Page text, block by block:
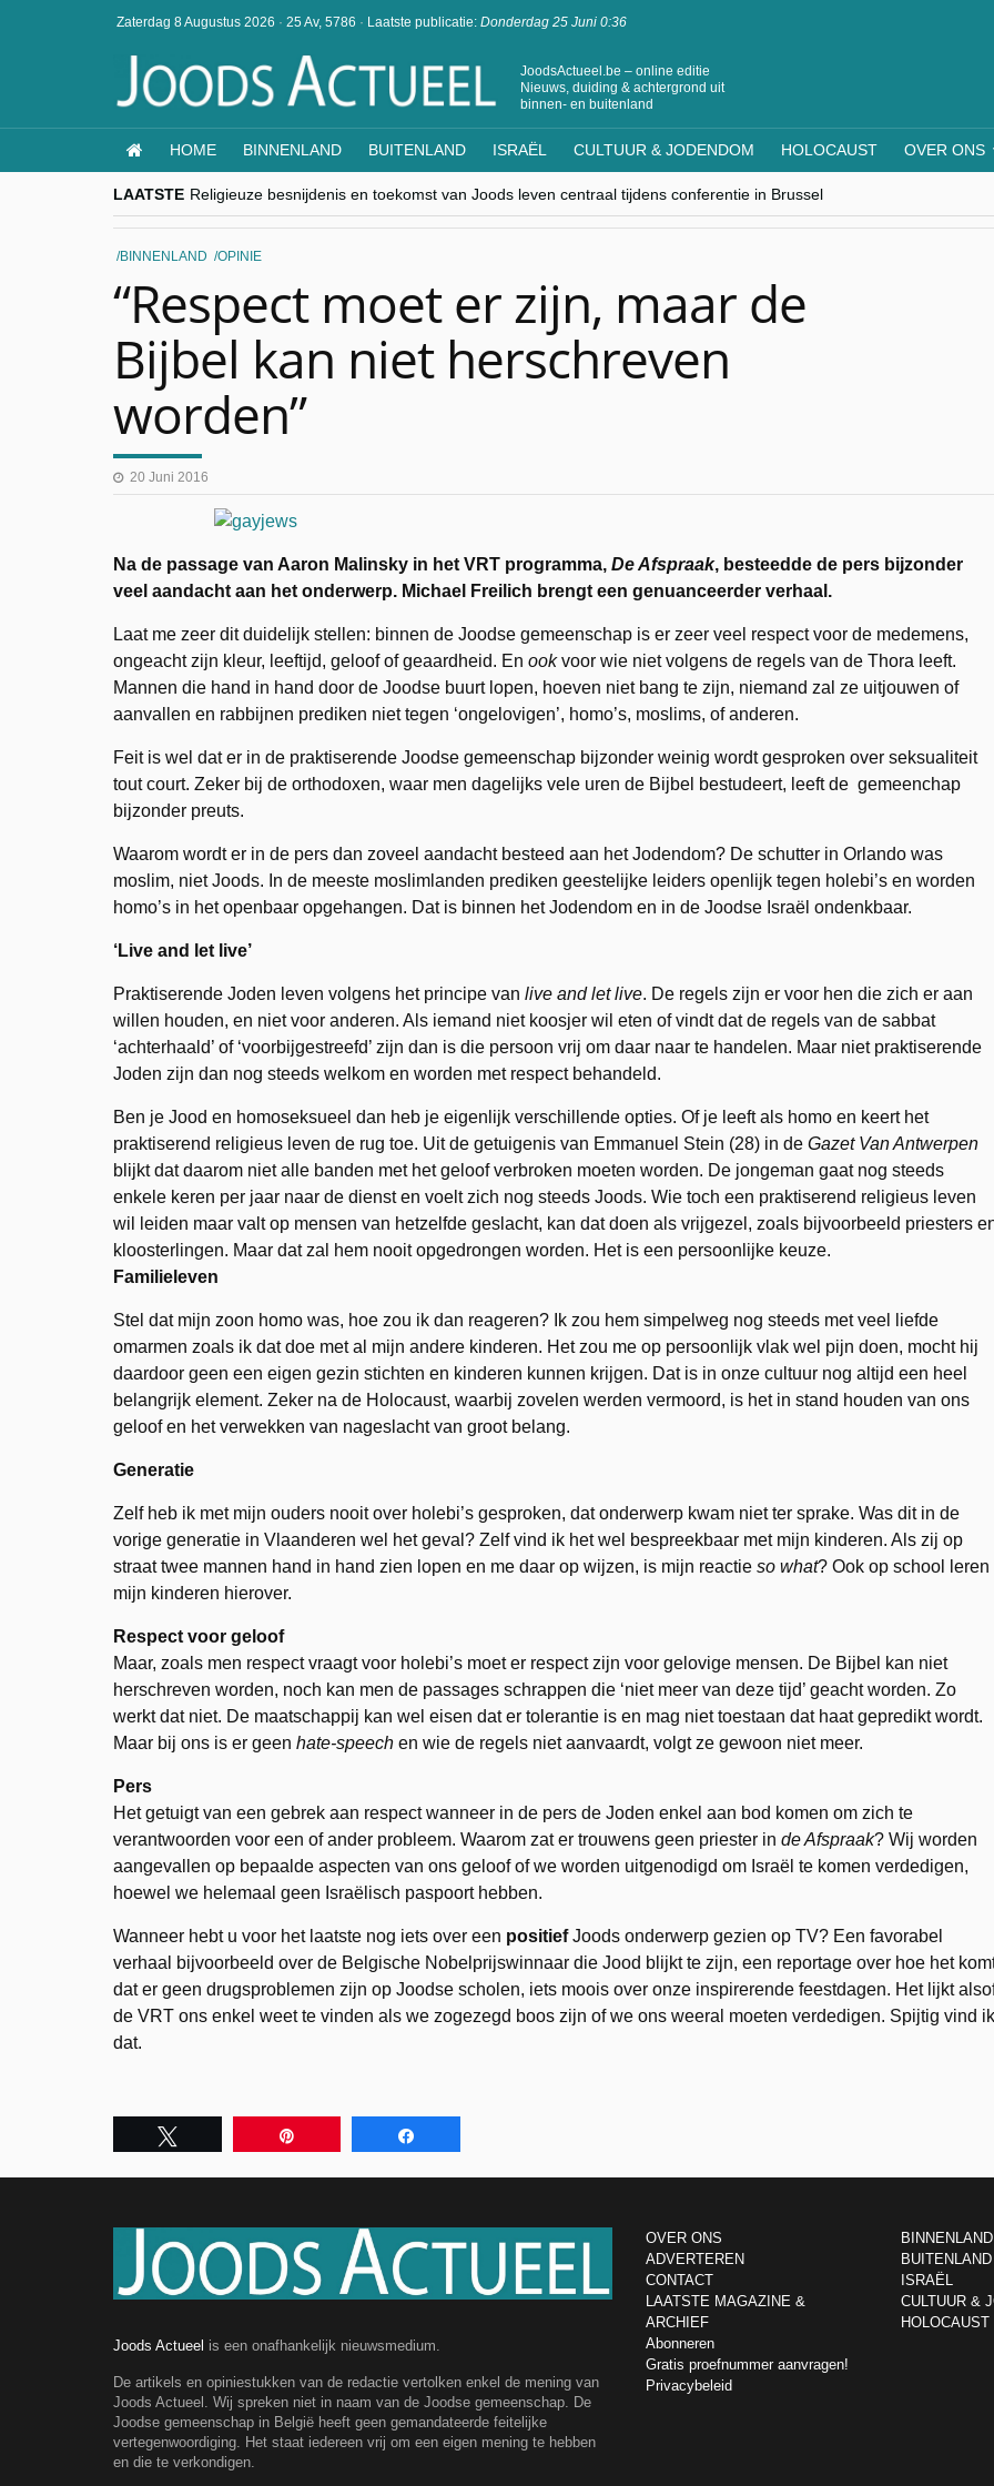
Zaterdag 8 Augustus 2026 · 25 Av, 5786 · Laatste publicatie: Donderdag 25 Juni 0:36
JoodsActueel.be – online editie
Nieuws, duiding & achtergrond uit
binnen- en buitenland
HOME BINNENLAND BUITENLAND ISRAËL CULTUUR & JODENDOM HOLOCAUST OVER ONS
LAATSTE Religieuze besnijdenis en toekomst van Joods leven centraal tijdens conferentie in Brussel
“Besnijdenisdebat toont hoe moeilijk seculiere Westen minderheden begrijpt”, Jinnih Beels (Vooruit)
CITYTRIP | ROEMENIË – Boekarest: de verrassing van Oost-Europa
“Vandaag zit elke Jood in België op de beklaagdenbank”
BINNENLAND OPINIE
“Respect moet er zijn, maar de
Bijbel kan niet herschreven
worden”
20 Juni 2016
Na de passage van Aaron Malinsky in het VRT programma, De Afspraak, besteedde de pers bijzonder
veel aandacht aan het onderwerp. Michael Freilich brengt een genuanceerder verhaal.
Laat me zeer dit duidelijk stellen: binnen de Joodse gemeenschap is er zeer veel respect voor de medemens,
ongeacht zijn kleur, leeftijd, geloof of geaardheid. En ookvoor wie niet volgens de regels van de Thora leeft.
Mannen die hand in hand door de Joodse buurt lopen, hoeven niet bang te zijn, niemand zal ze uitjouwen of
aanvallen en rabbijnen prediken niet tegen ‘ongelovigen’, homo’s, moslims, of anderen.
Feit is wel dat er in de praktiserende Joodse gemeenschap bijzonder weinig wordt gesproken over seksualiteit
tout court. Zeker bij de orthodoxen, waar men dagelijks vele uren de Bijbel bestudeert, leeft de gemeenchap
bijzonder preuts.
Waarom wordt er in de pers dan zoveel aandacht besteed aan het Jodendom? De schutter in Orlando was
moslim, niet Joods. In de meeste moslimlanden prediken geestelijke leiders openlijk tegen holebi’s en worden
homo’s in het openbaar opgehangen. Dat is binnen het Jodendom en in de Joodse Israël ondenkbaar.
‘Live and let live’
Praktiserende Joden leven volgens het principe van live and let live. De regels zijn er voor hen die zich er aan
willen houden, en niet voor anderen. Als iemand niet koosjer wil eten of vindt dat de regels van de sabbat
‘achterhaald’ of ‘voorbijgestreefd’ zijn dan is die persoon vrij om daar naar te handelen. Maar niet praktiserende
Joden zijn dan nog steeds welkom en worden met respect behandeld.
Ben je Jood en homoseksueel dan heb je eigenlijk verschillende opties. Of je leeft als homo en keert het
praktiserend religieus leven de rug toe. Uit de getuigenis van Emmanuel Stein (28) in de Gazet Van Antwerpen
blijkt dat daarom niet alle banden met het geloof verbroken moeten worden. De jongeman gaat nog steeds
enkele keren per jaar naar de dienst en voelt zich nog steeds Joods. Wie toch een praktiserend religieus leven
wil leiden maar valt op mensen van hetzelfde geslacht, kan dat doen als vrijgezel, zoals bijvoorbeeld priesters
kloosterlingen. Maar dat zal hem nooit opgedrongen worden. Het is een persoonlijke keuze.
Familieleven
Stel dat mijn zoon homo was, hoe zou ik dan reageren? Ik zou hem simpelweg nog steeds met veel liefde
omarmen zoals ik dat doe met al mijn andere kinderen. Het zou me op persoonlijk vlak wel pijn doen, mocht hij
daardoor geen een eigen gezin stichten en kinderen kunnen krijgen. Dat is in onze cultuur nog altijd een heel
belangrijk element. Zeker na de Holocaust, waarbij zovelen werden vermoord, is het in stand houden van ons
geloof en het verwekken van nageslacht van groot belang.
Generatie
Zelf heb ik met mijn ouders nooit over holebi’s gesproken, dat onderwerp kwam niet ter sprake. Was dit in de
vorige generatie in Vlaanderen wel het geval? Zelf vind ik het wel bespreekbaar met mijn kinderen. Als zij op
straat twee mannen hand in hand zien lopen en me daar op wijzen, is mijn reactie so what? Ook op school leren
mijn kinderen hierover.
Respect voor geloof
Maar, zoals men respect vraagt voor holebi’s moet er respect zijn voor gelovige mensen. De Bijbel kan niet
herschreven worden, noch kan men de passages schrappen die ‘niet meer van deze tijd’ geacht worden. Zo
werkt dat niet. De maatschappij kan wel eisen dat er tolerantie is en mag niet toestaan dat haat gepredikt wordt.
Maar bij ons is er geen hate-speech en wie de regels niet aanvaardt, volgt ze gewoon niet meer.
Pers
Het getuigt van een gebrek aan respect wanneer in de pers de Joden enkel aan bod komen om zich te
verantwoorden voor een of ander probleem. Waarom zat er trouwens geen priester in de Afspraak? Wij worden
aangevallen op bepaalde aspecten van ons geloof of we worden uitgenodigd om Israël te komen verdedigen,
hoewel we helemaal geen Israëlisch paspoort hebben.
Wanneer hebt u voor het laatste nog iets over een positiefJoods onderwerp gezien op TV? Een favorabel
verhaal bijvoorbeeld over de Belgische Nobelprijswinnaar die Jood blijkt te zijn, een reportage over hoe het
dat er geen drugsproblemen zijn op Joodse scholen, iets moois over onze inspirerende feestdagen. Het lijkt
de VRT ons enkel weet te vinden als we zogezegd boos zijn of we ons weeral moeten verdedigen. Spijtig vind ik
dat.
Joods Actueel is een onafhankelijk nieuwsmedium.
De artikels en opiniestukken van de redactie vertolken enkel de mening van
Joods Actueel. Wij spreken niet in naam van de Joodse gemeenschap. De
Joodse gemeenschap in België heeft geen gemandateerde feitelijke
vertegenwoordiging. Het staat iedereen vrij om een eigen mening te hebben
en die te verkondigen.
OVER ONS
ADVERTEREN
CONTACT
LAATSTE MAGAZINE &
ARCHIEF
Abonneren
Gratis proefnummer aanvragen!
Privacybeleid
BINNENLAND
BUITENLAND
ISRAËL
CULTUUR &
HOLOCAUST